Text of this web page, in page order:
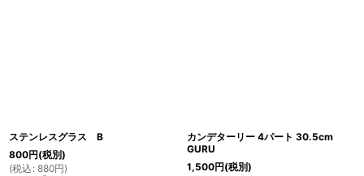
ステンレスグラス B
800円(税別)
(税込 : 880円)
カンデターリー 4パート 30.5cm
GURU
1,500円(税別)